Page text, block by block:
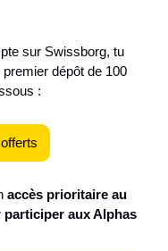
sur Swissborg, tu
premier dépôt de 100
:
accès prioritaire au
participer aux Alphas